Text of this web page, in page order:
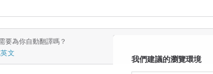
要為你自動翻譯嗎？
文
我們建議的瀏覽環境